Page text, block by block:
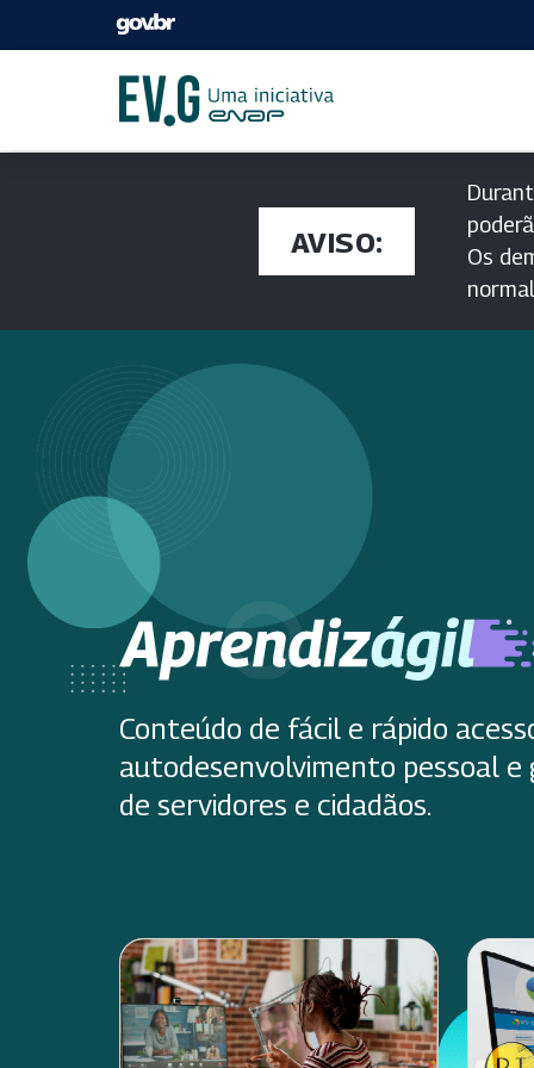
AVISO:
Os
Conteúdo de fácil e rápido
autodesenvolvimento pessoal e
de servidores e cidadãos.